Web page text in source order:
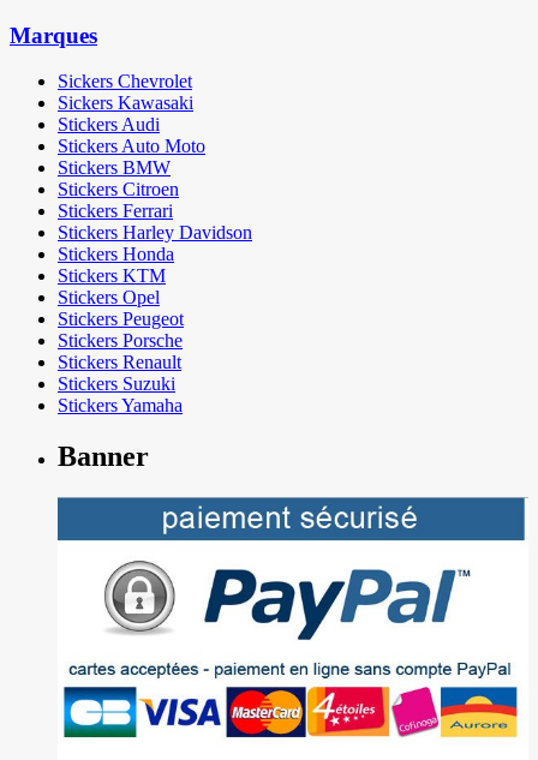
Marques
Sickers Chevrolet
Sickers Kawasaki
Stickers Audi
Stickers Auto Moto
Stickers BMW
Stickers Citroen
Stickers Ferrari
Stickers Harley Davidson
Stickers Honda
Stickers KTM
Stickers Opel
Stickers Peugeot
Stickers Porsche
Stickers Renault
Stickers Suzuki
Stickers Yamaha
Banner